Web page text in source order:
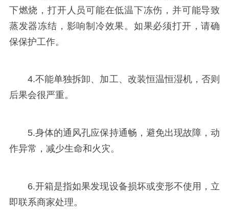
下燃烧，打开人员可能在低温下冻伤，并可能导致
蒸发器冻结，影响制冷效果。如果必须打开，请确
保保护工作。
4.不能单独拆卸、加工、改装恒温恒湿机，否则
后果会很严重。
5.身体的通风孔应保持通畅，避免出现故障，动
作异常，减少生命和火灾。
6.开箱是指如果发现设备损坏或变形不使用，立
即联系商家处理。